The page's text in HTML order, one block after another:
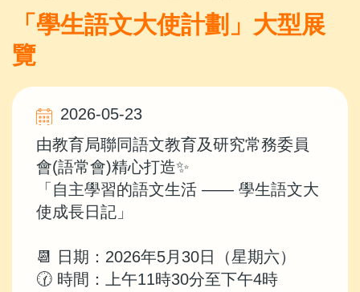
航
連
結
「學生語文大使計劃」大型展
覽
2026-05-23
由教育局聯同語文教育及研究常務委員
會(語常會)精心打造✨
「自主學習的語文生活 —— 學生語文大
使成長日記」
📆 日期：2026年5月30日（星期六）
🕜 時間：上午11時30分至下午4時